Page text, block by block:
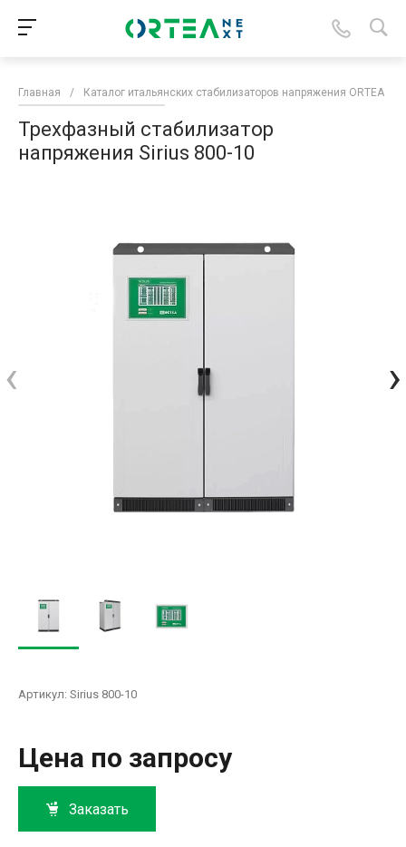
Главная / Каталог итальянских стабилизаторов напряжения ORTEA
Трехфазный стабилизатор
напряжения Sirius 800-10
‹ ›
Артикул: Sirius 800-10
Цена по запросу
Заказать